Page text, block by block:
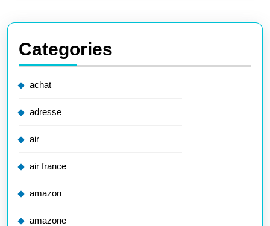
Categories
achat
adresse
air
air france
amazon
amazone